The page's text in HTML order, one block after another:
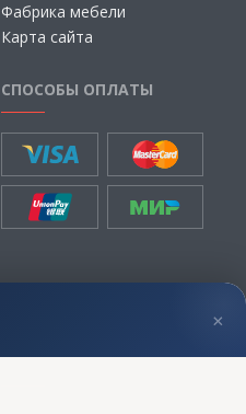
Фабрика мебели
Карта сайта
СПОСОБЫ ОПЛАТЫ
КОНТАКТЫ
×